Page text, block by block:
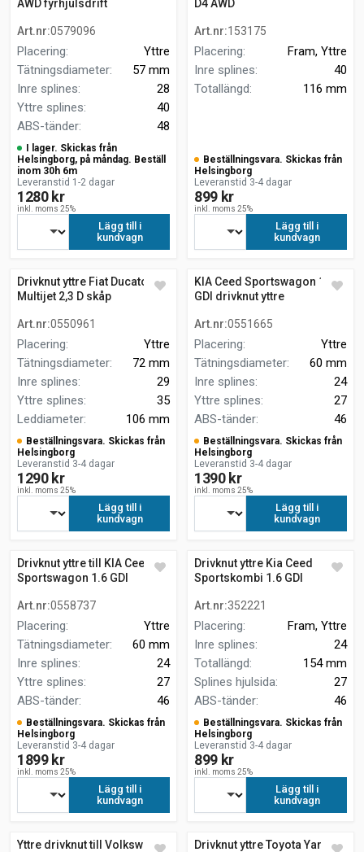
AWD fyrhjulsdrift
Art.nr:0579096
Placering:
Yttre
Tätningsdiameter:
57 mm
Inre splines:
28
Yttre splines:
40
ABS-tänder: 48
I lager. Skickas från
Helsingborg, på måndag. Beställ
inom 30h 6m
Leveranstid 1-2 dagar
1280 kr
inkl. moms 25%
Lägg till i
kundvagn
D4 AWD
Art.nr:153175
Placering:
Fram, Yttre
Inre splines:
40
Totallängd: 116 mm
Beställningsvara. Skickas från
Helsingborg
Leveranstid 3-4 dagar
899 kr
inkl. moms 25%
Lägg till i
kundvagn
Drivknut yttre Fiat Ducato 130
Multijet 2,3 D skåp
Art.nr:0550961
Placering:
Yttre
Tätningsdiameter:
72 mm
Inre splines:
29
Yttre splines:
35
Leddiameter: 106 mm
Beställningsvara. Skickas från
Helsingborg
Leveranstid 3-4 dagar
1290 kr
inkl. moms 25%
Lägg till i
kundvagn
KIA Ceed Sportswagon 1.6
GDI drivknut yttre
Art.nr:0551665
Placering:
Yttre
Tätningsdiameter:
60 mm
Inre splines:
24
Yttre splines:
27
ABS-tänder: 46
Beställningsvara. Skickas från
Helsingborg
Leveranstid 3-4 dagar
1390 kr
inkl. moms 25%
Lägg till i
kundvagn
Drivknut yttre till KIA Ceed
Sportswagon 1.6 GDI
Art.nr:0558737
Placering:
Yttre
Tätningsdiameter:
60 mm
Inre splines:
24
Yttre splines:
27
ABS-tänder: 46
Beställningsvara. Skickas från
Helsingborg
Leveranstid 3-4 dagar
1899 kr
inkl. moms 25%
Lägg till i
kundvagn
Drivknut yttre Kia Ceed
Sportskombi 1.6 GDI
Art.nr:352221
Placering:
Fram, Yttre
Inre splines:
24
Totallängd:
154 mm
Splines hjulsida:
27
ABS-tänder: 46
Beställningsvara. Skickas från
Helsingborg
Leveranstid 3-4 dagar
899 kr
inkl. moms 25%
Lägg till i
kundvagn
Yttre drivknut till Volkswagen
Drivknut yttre Toyota Yaris